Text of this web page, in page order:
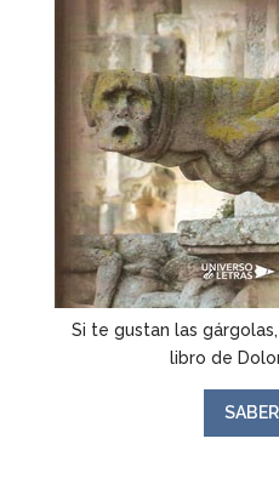
Si te gustan las
libro de